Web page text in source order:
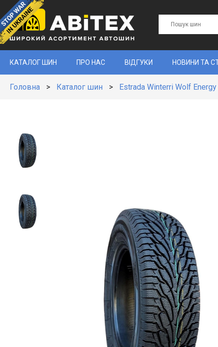
КАТАЛОГ ШИН ПРО НАС ВІДГУКИ НОВИНИ ТА
Головна > Каталог шин > Estrada Winterri Wolf Energy